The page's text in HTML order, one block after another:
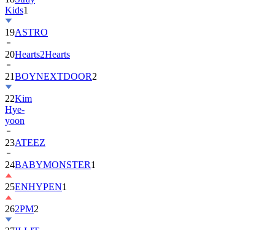
19ASTRO
20Hearts2Hearts
21BOYNEXTDOOR
22Kim
Hye-
yoon
23ATEEZ
24BABYMONSTER
25ENHYPEN1
262PM2
27ILLIT